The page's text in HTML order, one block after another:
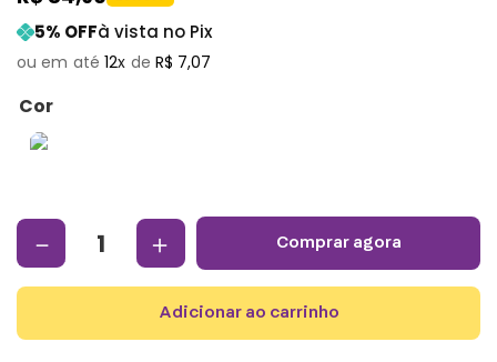
5% OFFà vista no Pix
12 R$ 7,07
Cor
＋
－ comprar agora
adicionar ao carrinho